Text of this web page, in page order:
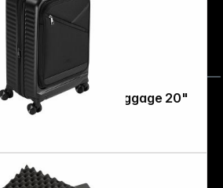
Rivacase 8180 Clark ECO Carry-On Luggage 20"